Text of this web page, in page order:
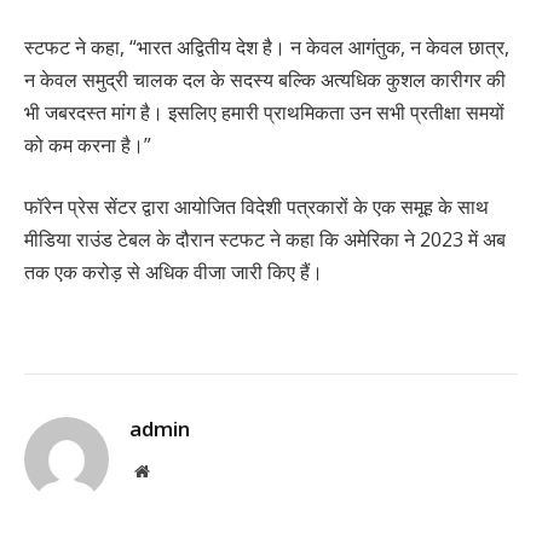
स्टफट ने कहा, “भारत अद्वितीय देश है। न केवल आगंतुक, न केवल छात्र,
न केवल समुद्री चालक दल के सदस्य बल्कि अत्यधिक कुशल कारीगर की
भी जबरदस्त मांग है। इसलिए हमारी प्राथमिकता उन सभी प्रतीक्षा समयों
को कम करना है।”
फॉरेन प्रेस सेंटर द्वारा आयोजित विदेशी पत्रकारों के एक समूह के साथ
मीडिया राउंड टेबल के दौरान स्टफट ने कहा कि अमेरिका ने 2023 में अब
तक एक करोड़ से अधिक वीजा जारी किए हैं।
admin
Website